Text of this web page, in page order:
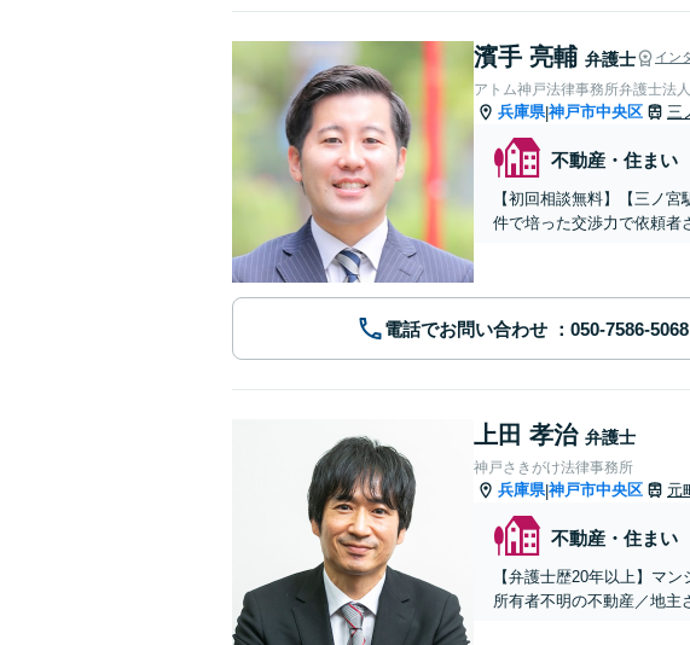
濱手 亮輔 弁護士 イン
アトム神戸法律事務所弁護士法人
兵庫県|神戸市中央区 三
不動産・住まい
【初回相談無料】【三ノ
件で培った交渉力で依頼者
電話でお問い合わせ
上田 孝治 弁護士
神戸さきがけ法律事務所
兵庫県|神戸市中央区 元
不動産・住まい
【弁護士歴20年以上】マ
所有者不明の不動産／地主